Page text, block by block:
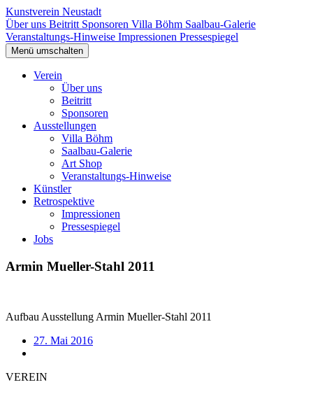
Kunstverein Neustadt
Über uns Beitritt Sponsoren Villa Böhm Saalbau-Galerie
Veranstaltungs-Hinweise Impressionen Pressespiegel
Menü umschalten
Verein
Über uns
Beitritt
Sponsoren
Ausstellungen
Villa Böhm
Saalbau-Galerie
Art Shop
Veranstaltungs-Hinweise
Künstler
Retrospektive
Impressionen
Pressespiegel
Jobs
Armin Mueller-Stahl 2011
Aufbau Ausstellung Armin Mueller-Stahl 2011
27. Mai 2016
VEREIN